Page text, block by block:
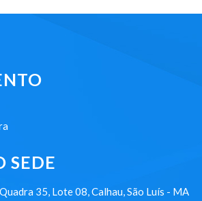
SEDE
35, Lote 08, Calhau, São Luís - MA